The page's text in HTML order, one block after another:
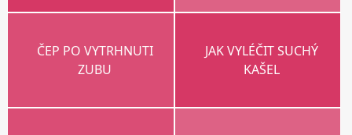
ČEP PO VYTRHNUTI
ZUBU
JAK VYLÉČIT SUCHÝ
KAŠEL